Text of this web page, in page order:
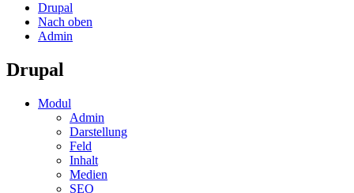
Drupal
Nach oben
Admin
Drupal
Modul
Admin
Darstellung
Feld
Inhalt
Medien
SEO